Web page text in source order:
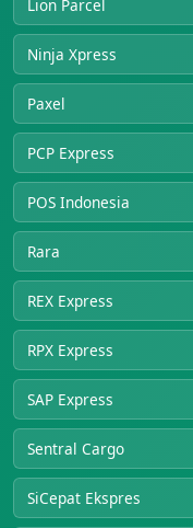
Lion Parcel
Ninja Xpress
Paxel
PCP Express
POS Indonesia
Rara
REX Express
RPX Express
SAP Express
Sentral Cargo
SiCepat Ekspres